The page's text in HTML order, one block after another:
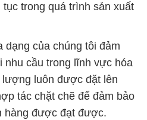
trong quá trình sản xuất
dạng của chúng tôi đảm
nhu cầu trong lĩnh vực hóa
luôn được đặt lên
tác chặt chẽ để đảm bảo
hàng được đạt được.